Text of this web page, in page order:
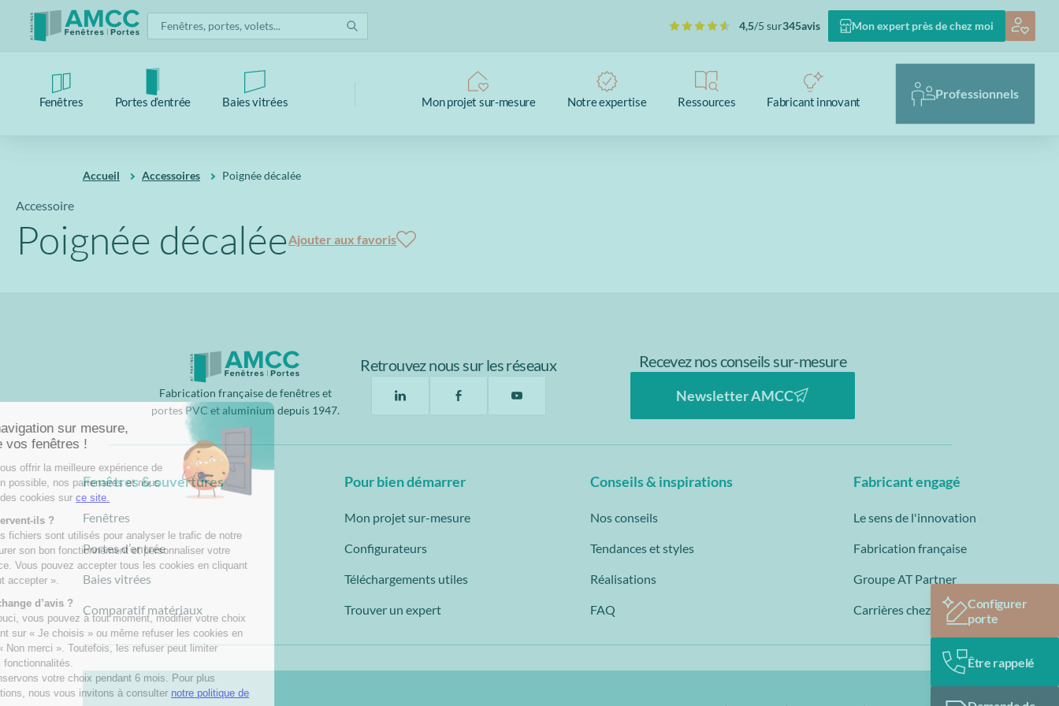
4,5/5 sur345avis Mon expert près de chez moi
Fenêtres Portes d’entrée Baies vitrées Mon projet sur-mesure Notre expertise Ressources Fabricant innovant
Professionnels
Accueil Accessoires Poignée décalée
Accessoire
Poignée décaléeAjouter aux favoris
Fabrication française de fenêtres et
portes PVC et aluminium depuis 1947.
Retrouvez nous sur les réseaux Recevez nos conseils sur-mesure
Newsletter AMCC
Fenêtres & ouvertures
Fenêtres
Portes d’entrée
Baies vitrées
Comparatif matériaux
Pour bien démarrer
Mon projet sur-mesure
Configurateurs
Téléchargements utiles
Trouver un expert
Conseils & inspirations
Nos conseils
Tendances et styles
Réalisations
FAQ
Fabricant engagé
Le sens de l'innovation
Fabrication française
Groupe AT Partner
Carrières chez AMCCConfigurer
porte
Être rappelé